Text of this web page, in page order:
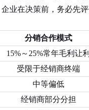
业在决策前，务必先评
分销合作模式
15%～25%常年毛利让利
受限于经销商终端
中等偏低
经销商部分分担